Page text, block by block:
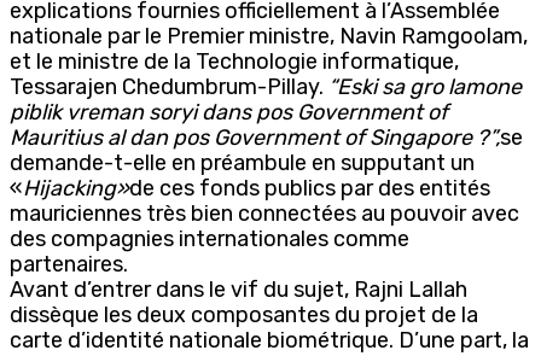
explications fournies officiellement à l’Assemblée
nationale par le Premier ministre, Navin Ramgoolam,
et le ministre de la Technologie informatique,
Tessarajen Chedumbrum-Pillay. “Eski sa gro lamone
piblik vreman soryi dans pos Government of
Mauritius al dan pos Government of Singapore ?”,se
demande-t-elle en préambule en supputant un
«Hijacking»de ces fonds publics par des entités
mauriciennes très bien connectées au pouvoir avec
des compagnies internationales comme
partenaires.
Avant d’entrer dans le vif du sujet, Rajni Lallah
dissèque les deux composantes du projet de la
carte d’identité nationale biométrique. D’une part, la